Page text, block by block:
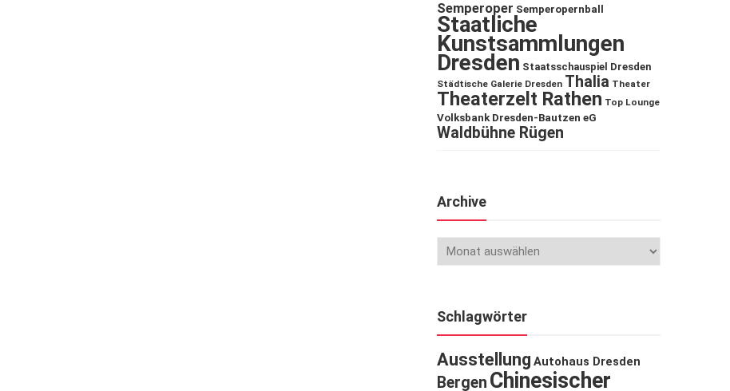
Semperoper Semperopernball
Staatliche
Kunstsammlungen
Dresden Staatsschauspiel Dresden
Städtische Galerie Dresden Thalia Theater
Theaterzelt Rathen Top Lounge
Volksbank Dresden-Bautzen eG
Waldbühne Rügen
Archive
Schlagwörter
Ausstellung Autohaus Dresden
Bergen Chinesischer